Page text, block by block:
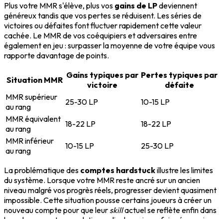
Plus votre MMR s'élève, plus vos gains de LPdeviennent
généreux tandis que vos pertes se réduisent. Les séries de
victoires ou défaites font fluctuer rapidement cette valeur
cachée. Le MMR de vos coéquipiers et adversaires entre
également en jeu : surpasser la moyenne de votre équipe vous
rapporte davantage de points.
Situation MMR Gains typiques par
victoire
Pertes typiques par
défaite
MMR supérieur
au rang
25-30 LP
10-15 LP
MMR équivalent
au rang
18-22 LP
18-22 LP
MMR inférieur
au rang
10-15 LP 25-30 LP
La problématique des comptes hardstuckillustre les limites
du système. Lorsque votre MMR reste ancré sur un ancien
niveau malgré vos progrès réels, progresser devient quasiment
impossible. Cette situation pousse certains joueurs à créer un
nouveau compte pour que leur skillactuel se reflète enfin dans